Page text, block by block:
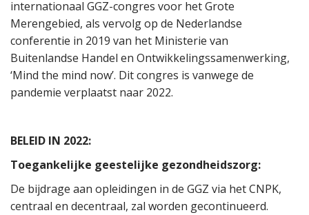
internationaal GGZ-congres voor het Grote
Merengebied, als vervolg op de Nederlandse
conferentie in 2019 van het Ministerie van
Buitenlandse Handel en Ontwikkelingssamenwerking,
‘Mind the mind now’. Dit congres is vanwege de
pandemie verplaatst naar 2022.
BELEID IN 2022:
Toegankelijke geestelijke gezondheidszorg:
De bijdrage aan opleidingen in de GGZ via het CNPK,
centraal en decentraal, zal worden gecontinueerd.